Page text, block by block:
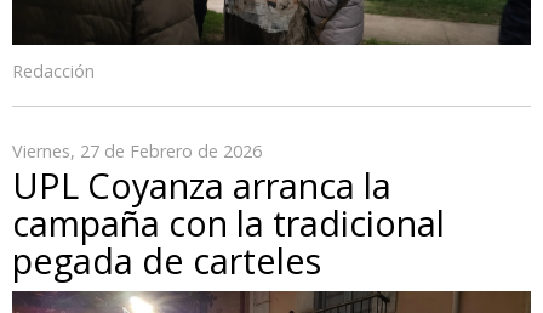
Redacción
Viernes, 27 de Febrero de 2026
UPL Coyanza arranca la
campaña con la tradicional
pegada de carteles